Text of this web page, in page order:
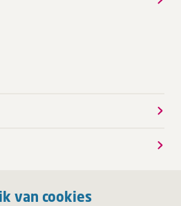
van cookies